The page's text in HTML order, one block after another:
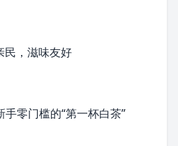
民，滋味友好
手零门槛的“第一杯白茶”